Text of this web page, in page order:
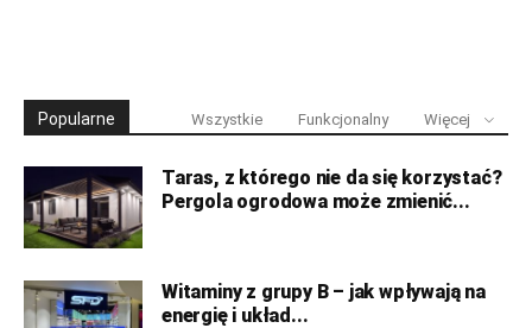
Popularne Wszystkie Funkcjonalny Więcej
Taras, z którego nie da się korzystać?
Pergola ogrodowa może zmienić...
Witaminy z grupy B – jak wpływają na
energię i układ...